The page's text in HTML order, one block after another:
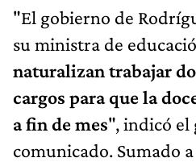
"El gobierno de
su ministra de
naturalizan trabajar
cargos para que la
a fin de mes", indicó el
comunicado. Sumado